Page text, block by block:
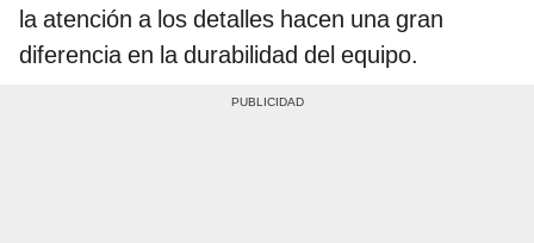
la atención a los detalles hacen una gran
diferencia en la durabilidad del equipo.